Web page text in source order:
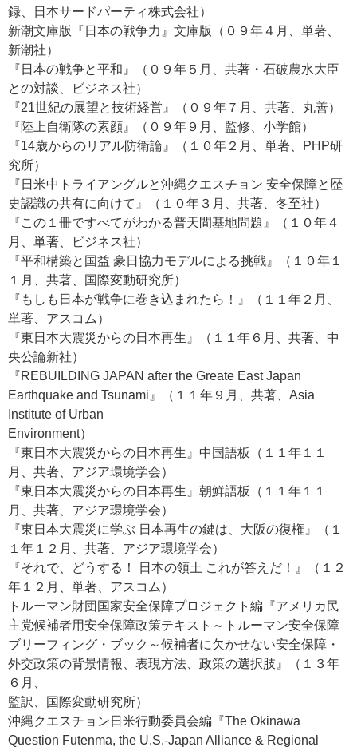
録、日本サードパーティ株式会社）
新潮文庫版『日本の戦争力』文庫版（０９年４月、単著、
新潮社）
『日本の戦争と平和』（０９年５月、共著・石破農水大臣
との対談、ビジネス社）
『21世紀の展望と技術経営』（０９年７月、共著、丸善）
『陸上自衛隊の素顔』（０９年９月、監修、小学館）
『14歳からのリアル防衛論』（１０年２月、単著、PHP研
究所）
『日米中トライアングルと沖縄クエスチョン 安全保障と歴
史認識の共有に向けて』（１０年３月、共著、冬至社）
『この１冊ですべてがわかる普天間基地問題』（１０年４
月、単著、ビジネス社）
『平和構築と国益 豪日協力モデルによる挑戦』（１０年１
１月、共著、国際変動研究所）
『もしも日本が戦争に巻き込まれたら！』（１１年２月、
単著、アスコム）
『東日本大震災からの日本再生』（１１年６月、共著、中
央公論新社）
『REBUILDING JAPAN after the Greate East Japan
Earthquake and Tsunami』（１１年９月、共著、Asia
Institute of Urban
Environment）
『東日本大震災からの日本再生』中国語板（１１年１１
月、共著、アジア環境学会）
『東日本大震災からの日本再生』朝鮮語板（１１年１１
月、共著、アジア環境学会）
『東日本大震災に学ぶ 日本再生の鍵は、大阪の復権』（１
１年１２月、共著、アジア環境学会）
『それで、どうする！ 日本の領土 これが答えだ！』（１２
年１２月、単著、アスコム）
トルーマン財団国家安全保障プロジェクト編『アメリカ民
主党候補者用安全保障政策テキスト～トルーマン安全保障
ブリーフィング・ブック～候補者に欠かせない安全保障・
外交政策の背景情報、表現方法、政策の選択肢』（１３年
６月、
監訳、国際変動研究所）
沖縄クエスチョン日米行動委員会編『The Okinawa
Question Futenma, the U.S.-Japan Alliance & Regional